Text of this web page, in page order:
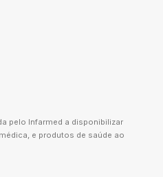
pelo Infarmed a disponibilizar
e produtos de saúde ao